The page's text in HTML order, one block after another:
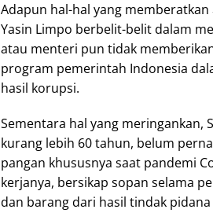
Adapun hal-hal yang
Yasin Limpo berbelit-belit dalam
atau menteri pun tidak
program pemerintah Indonesia
hasil korupsi.
Sementara hal yang meringankan,
kurang lebih 60 tahun, belum
pangan khususnya saat pandemi
kerjanya, bersikap sopan selama
dan barang dari hasil tindak